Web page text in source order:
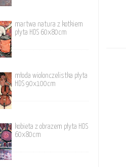
martwa natura z kotkiem
płyta HDS 60x80cm
młoda wiolonczelistka płyta
HDS 90x100cm
kobieta z obrazem płyta HDS
60x80cm